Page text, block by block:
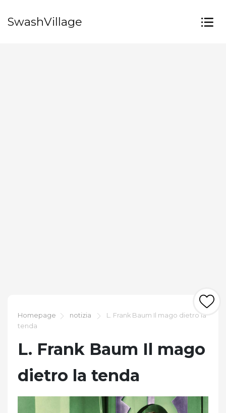
SwashVillage
Homepage notizia
L. Frank Baum Il mago dietro la
tenda
L. Frank Baum Il mago
dietro la tenda